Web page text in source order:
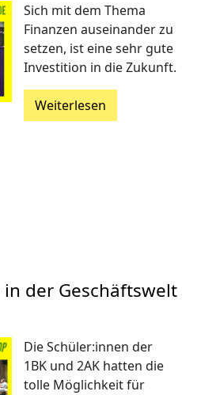
Sich mit dem Thema
Finanzen auseinander zu
setzen, ist eine sehr gute
Investition in die Zukunft.
Weiterlesen
der Geschäftswelt
Die Schüler:innen der
1BK und 2AK hatten die
tolle Möglichkeit für